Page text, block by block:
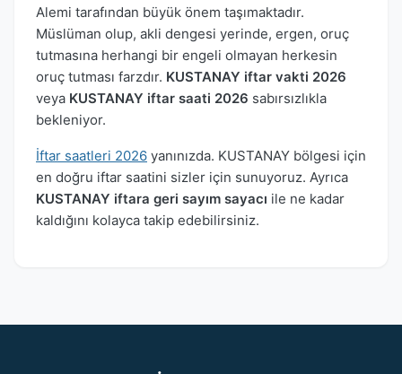
Alemi tarafından büyük önem taşımaktadır.
Müslüman olup, akli dengesi yerinde, ergen, oruç
tutmasına herhangi bir engeli olmayan herkesin
oruç tutması farzdır. KUSTANAY iftar vakti 2026
veya KUSTANAY iftar saati 2026 sabırsızlıkla
bekleniyor.
İftar saatleri 2026 yanınızda. KUSTANAY bölgesi için
en doğru iftar saatini sizler için sunuyoruz. Ayrıca
KUSTANAY iftara geri sayım sayacı ile ne kadar
kaldığını kolayca takip edebilirsiniz.